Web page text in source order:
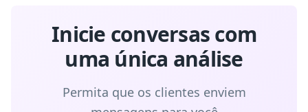
Inicie conversas com
uma única análise
Permita que os clientes enviem